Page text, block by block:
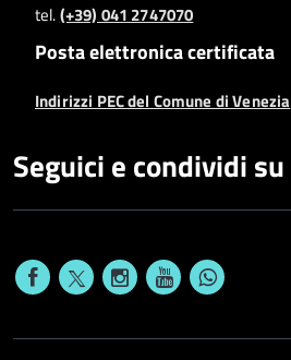
tel.(+39) 041 2747070
Posta elettronica certificata
Indirizzi PEC del Comune di Venezia
Seguici e condividi su